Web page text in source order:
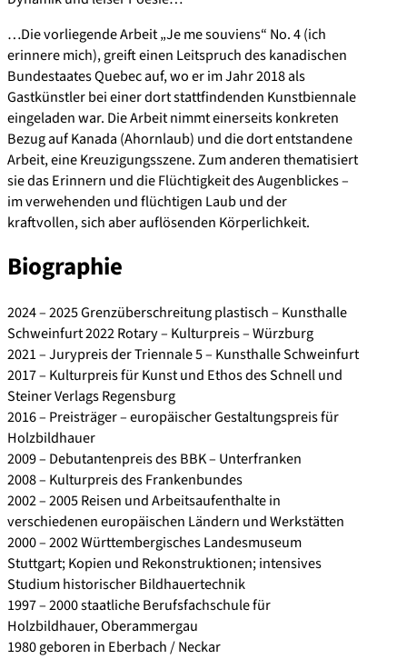
…Die vorliegende Arbeit „Je me souviens“ No. 4 (ich
erinnere mich), greift einen Leitspruch des kanadischen
Bundestaates Quebec auf, wo er im Jahr 2018 als
Gastkünstler bei einer dort stattfindenden Kunstbiennale
eingeladen war. Die Arbeit nimmt einerseits konkreten
Bezug auf Kanada (Ahornlaub) und die dort entstandene
Arbeit, eine Kreuzigungsszene. Zum anderen thematisiert
sie das Erinnern und die Flüchtigkeit des Augenblickes –
im verwehenden und flüchtigen Laub und der
kraftvollen, sich aber auflösenden Körperlichkeit.
Biographie
2024 – 2025 Grenzüberschreitung plastisch – Kunsthalle
Schweinfurt 2022 Rotary – Kulturpreis – Würzburg
2021 – Jurypreis der Triennale 5 – Kunsthalle Schweinfurt
2017 – Kulturpreis für Kunst und Ethos des Schnell und
Steiner Verlags Regensburg
2016 – Preisträger – europäischer Gestaltungspreis für
Holzbildhauer
2009 – Debutantenpreis des BBK – Unterfranken
2008 – Kulturpreis des Frankenbundes
2002 – 2005 Reisen und Arbeitsaufenthalte in
verschiedenen europäischen Ländern und Werkstätten
2000 – 2002 Württembergisches Landesmuseum
Stuttgart; Kopien und Rekonstruktionen; intensives
Studium historischer Bildhauertechnik
1997 – 2000 staatliche Berufsfachschule für
Holzbildhauer, Oberammergau
1980 geboren in Eberbach / Neckar